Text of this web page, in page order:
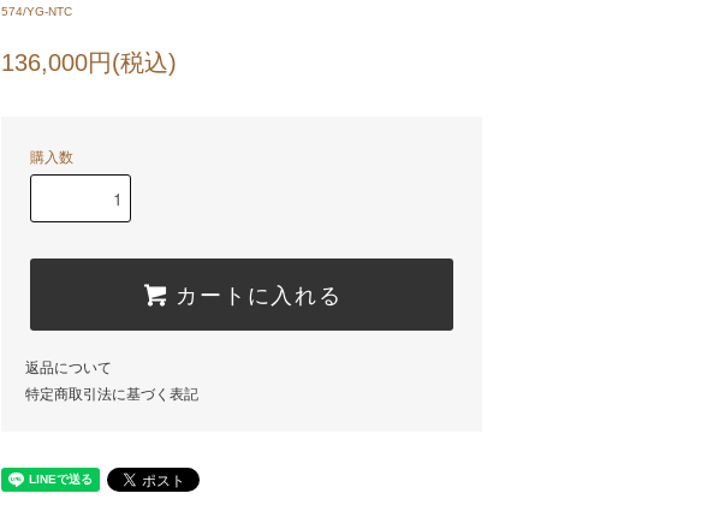
574/YG-NTC
136,000円(税込)
購入数
カートに入れる
返品について
特定商取引法に基づく表記